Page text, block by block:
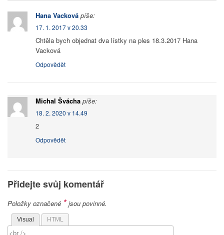
Hana Vacková píše:
17. 1. 2017 v 20.33
Chtěla bych objednat dva lístky na ples 18.3.2017 Hana
Vacková
Odpovědět
Michal Švácha píše:
18. 2. 2020 v 14.49
2
Odpovědět
Přidejte svůj komentář
Položky označené *jsou povinné.
Visual HTML